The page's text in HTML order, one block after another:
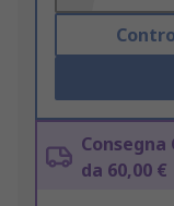
da 60,00 €